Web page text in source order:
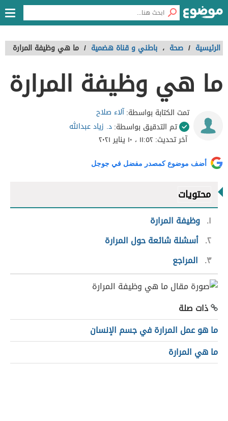
الرئيسية / صحة ، باطني و قناة هضمية / ما هي وظيفة المرارة
ما هي وظيفة المرارة
تمت الكتابة بواسطة:آلاء صلاح
تم التدقيق بواسطة:د. زياد عبدالله
آخر تحديث:١١:٥٢ ، ١٠ يناير ٢٠٢١
أضف موضوع كمصدر مفضل في جوجل
محتويات
١ وظيفة المرارة
٢ أسشلة شائعة حول المرارة
٣
المراجع
ذات صلة
ما هو عمل المرارة في جسم الإنسان
ما هي المرارة